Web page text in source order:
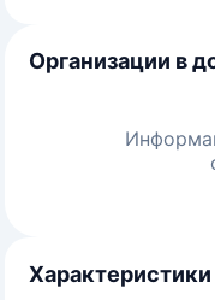
Организации в
Характеристики